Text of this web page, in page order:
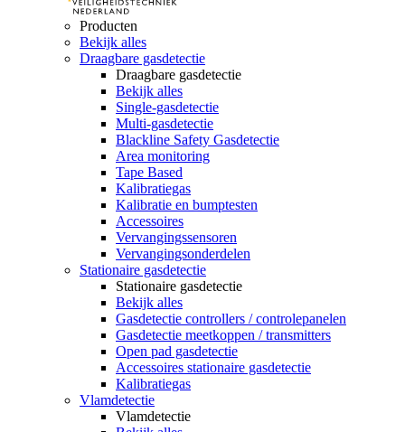
Producten
Bekijk alles
Draagbare gasdetectie
Draagbare gasdetectie
Bekijk alles
Single-gasdetectie
Multi-gasdetectie
Blackline Safety Gasdetectie
Area monitoring
Tape Based
Kalibratiegas
Kalibratie en bumptesten
Accessoires
Vervangingssensoren
Vervangingsonderdelen
Stationaire gasdetectie
Stationaire gasdetectie
Bekijk alles
Gasdetectie controllers / controlepanelen
Gasdetectie meetkoppen / transmitters
Open pad gasdetectie
Accessoires stationaire gasdetectie
Kalibratiegas
Vlamdetectie
Vlamdetectie